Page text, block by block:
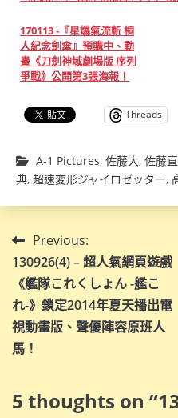
170113 -『星爆氣流斬 桐
人紀念劍傘』預購中、動
畫《刀劍神域劇場版 序列
爭戰》公開第3張海報！
Threads
A-1 Pictures, 佐藤大, 佐藤
典, 超速変形ジャイロゼッター,
文
章
導
覽
Previous:
130926(4) – 超人氣網頁遊戲
《艦隊これくしょん -艦こ
れ-》鎖定2014年夏天播出電
視動畫版、聲優陣容原班人
馬！
5 thoughts on “